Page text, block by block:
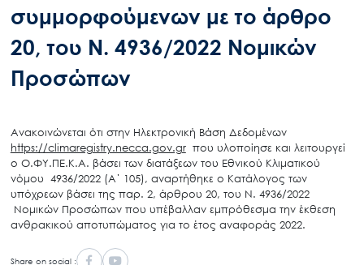
συμμορφούμενων με το άρθρο
20, του Ν. 4936/2022 Νομικών
Προσώπων
Ανακοινώνεται ότι στην Ηλεκτρονική Βάση Δεδομένων
https://climaregistry.necca.gov.grπου υλοποίησε και λειτουργεί
ο Ο.ΦΥ.ΠΕ.Κ.Α. βάσει των διατάξεων του Εθνικού Κλιματικού
νόμου 4936/2022 (Α΄ 105), αναρτήθηκε o Κατάλογος των
υπόχρεων βάσει της παρ. 2, άρθρου 20, του Ν. 4936/2022
Νομικών Προσώπων που υπέβαλλαν εμπρόθεσμα την έκθεση
ανθρακικού αποτυπώματος για το έτος αναφοράς 2022.
Share on social :